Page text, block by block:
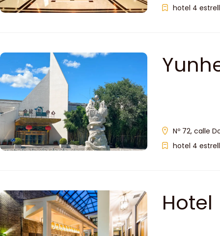
hotel 4
Nº 72, calle
hotel 4
Hotel